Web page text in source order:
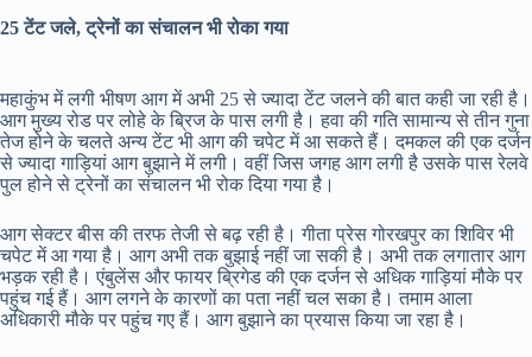
25 टेंट जले, ट्रेनों का संचालन भी रोका गया
महाकुंभ में लगी भीषण आग में अभी 25 से ज्यादा टेंट जलने की बात कही जा रही है।
आग मुख्य रोड पर लोहे के ब्रिज के पास लगी है। हवा की गति सामान्य से तीन गुना
तेज होने के चलते अन्य टेंट भी आग की चपेट में आ सकते हैं। दमकल की एक दर्जन
से ज्यादा गाड़ियां आग बुझाने में लगी। वहीं जिस जगह आग लगी है उसके पास रेलवे
पुल होने से ट्रेनों का संचालन भी रोक दिया गया है।
आग सेक्टर बीस की तरफ तेजी से बढ़ रही है। गीता प्रेस गोरखपुर का शिविर भी
चपेट में आ गया है। आग अभी तक बुझाई नहीं जा सकी है। अभी तक लगातार आग
भड़क रही है। एंबुलेंस और फायर ब्रिगेड की एक दर्जन से अधिक गाड़ियां मौके पर
पहुंच गई हैं। आग लगने के कारणों का पता नहीं चल सका है। तमाम आला
अधिकारी मौके पर पहुंच गए हैं। आग बुझाने का प्रयास किया जा रहा है।